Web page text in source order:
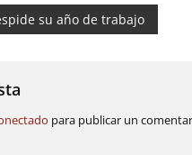
su año de trabajo
para publicar un